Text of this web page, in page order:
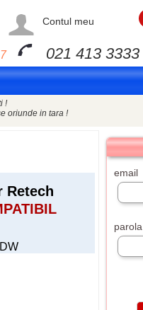
Contul meu
021 413 3333
!
oriunde in tara !
Retech
email
parola